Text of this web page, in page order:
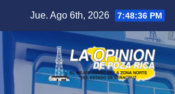
contenido
Jue. Ago 6th, 2026 7:48:37 PM